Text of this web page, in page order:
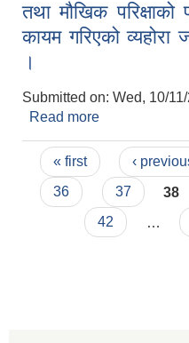
तथा मौखिक परिक्षाको
कायम गरिएको व्यहोरा
।
Submitted on: Wed, 10/
Read more
मौखिक परिक्षाको
व्यहोरा
Pages
« first ‹
36
37 38
42